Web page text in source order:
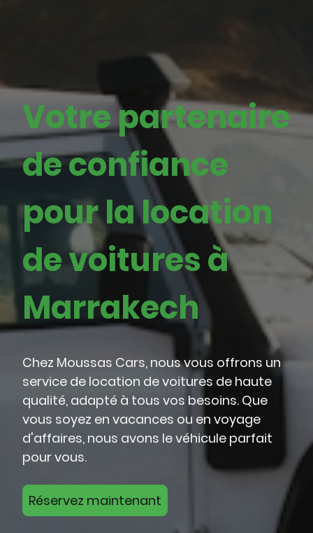
Votre partenaire
de confiance
pour la location
de voitures à
Marrakech
Chez Moussas Cars, nous vous offrons un
service de location de voitures de haute
qualité, adapté à tous vos besoins. Que
vous soyez en vacances ou en voyage
d'affaires, nous avons le véhicule parfait
pour vous.
Réservez maintenant